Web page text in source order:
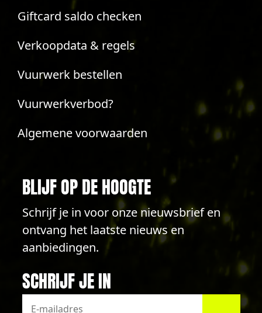
Giftcard saldo checken
Verkoopdata & regels
Vuurwerk bestellen
Vuurwerkverbod?
Algemene voorwaarden
BLIJF OP DE HOOGTE
Schrijf je in voor onze nieuwsbrief en
ontvang het laatste nieuws en
aanbiedingen.
SCHRIJF JE IN